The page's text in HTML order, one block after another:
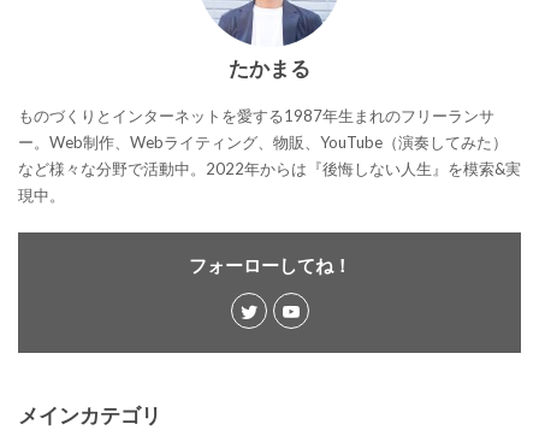
たかまる
ものづくりとインターネットを愛する1987年生まれのフリーランサ
ー。Web制作、Webライティング、物販、YouTube（演奏してみた）
など様々な分野で活動中。2022年からは『後悔しない人生』を模索&実
現中。
フォーローしてね！
メインカテゴリ